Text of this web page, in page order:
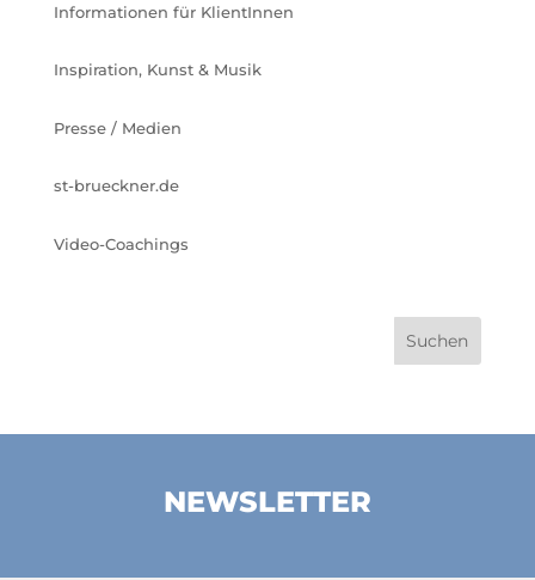
Informationen für KlientInnen
Inspiration, Kunst & Musik
Presse / Medien
st-brueckner.de
Video-Coachings
NEWSLETTER